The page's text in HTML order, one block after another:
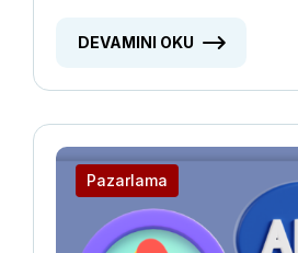
DEVAMINI OKU
Pazarlama